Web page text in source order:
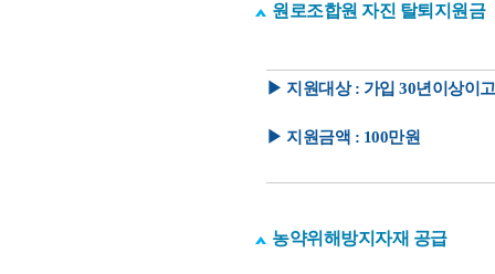
원로조합원 자진 탈퇴지원금
▶ 지원대상 : 가입 30년이상이
▶ 지원금액 : 100만원
농약위해방지자재 공급